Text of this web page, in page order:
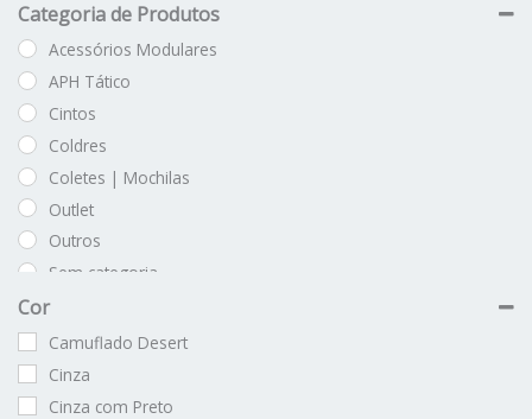
Categoria de Produtos
Acessórios Modulares
APH Tático
Cintos
Coldres
Coletes | Mochilas
Outlet
Outros
Sem categoria
Vestuário
Cor
Camuflado Desert
Cinza
Cinza com Preto